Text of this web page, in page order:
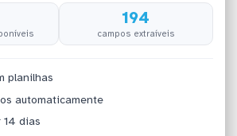
194
campos extraíveis
planilhas
automaticamente
dias